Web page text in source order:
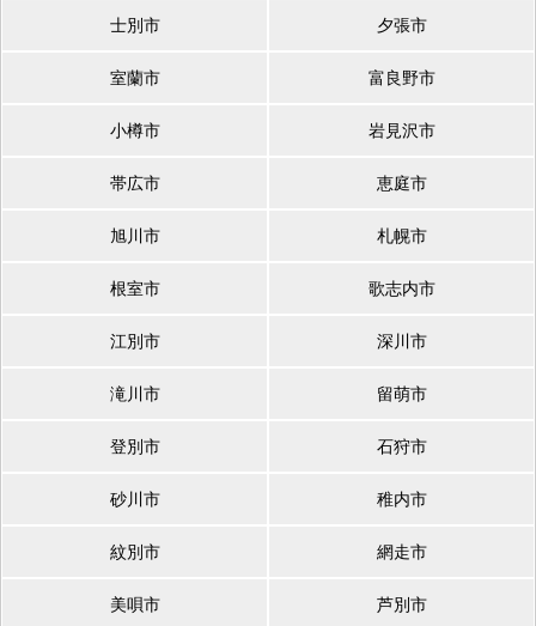
士別市 夕張市
室蘭市 富良野市
小樽市 岩見沢市
帯広市 恵庭市
旭川市 札幌市
根室市 歌志内市
江別市 深川市
滝川市 留萌市
登別市 石狩市
砂川市 稚内市
紋別市 網走市
美唄市 芦別市